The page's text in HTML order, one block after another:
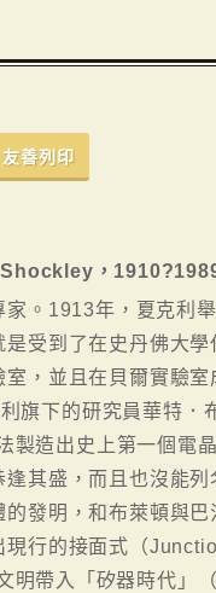
友善列印
，1910?1989
。1913年，夏克利
受到了在史丹佛大
，並且在貝爾實驗室
旗下的研究員華特．
造出史上第一個電
其盛，而且也沒能
發明，和布萊頓與
行的接面式（
明帶入「矽器時代」